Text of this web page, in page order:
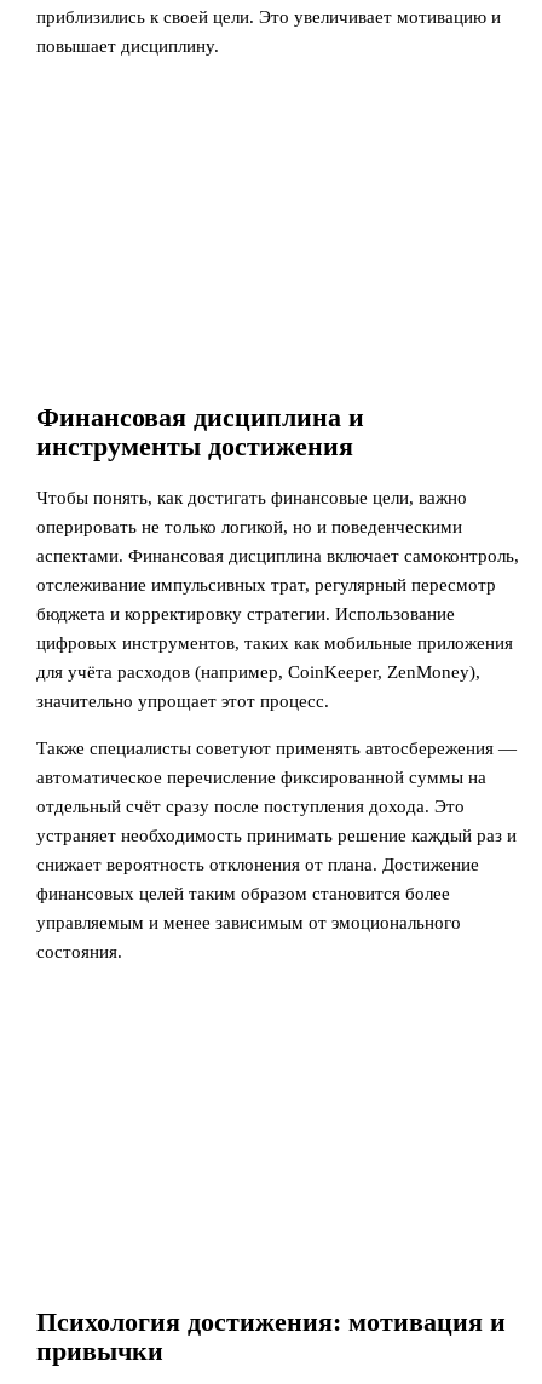
приблизились к своей цели. Это увеличивает мотивацию и
повышает дисциплину.
Финансовая дисциплина и
инструменты достижения
Чтобы понять, как достигать финансовые цели, важно
оперировать не только логикой, но и поведенческими
аспектами. Финансовая дисциплина включает самоконтроль,
отслеживание импульсивных трат, регулярный пересмотр
бюджета и корректировку стратегии. Использование
цифровых инструментов, таких как мобильные приложения
для учёта расходов (например, CoinKeeper, ZenMoney),
значительно упрощает этот процесс.
Также специалисты советуют применять автосбережения —
автоматическое перечисление фиксированной суммы на
отдельный счёт сразу после поступления дохода. Это
устраняет необходимость принимать решение каждый раз и
снижает вероятность отклонения от плана. Достижение
финансовых целей таким образом становится более
управляемым и менее зависимым от эмоционального
состояния.
Психология достижения: мотивация и
привычки